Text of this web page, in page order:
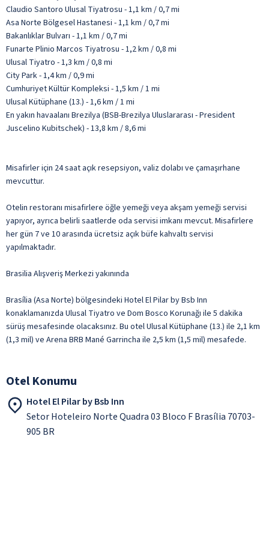
Claudio Santoro Ulusal Tiyatrosu - 1,1 km / 0,7 mi
Asa Norte Bölgesel Hastanesi - 1,1 km / 0,7 mi
Bakanlıklar Bulvarı - 1,1 km / 0,7 mi
Funarte Plinio Marcos Tiyatrosu - 1,2 km / 0,8 mi
Ulusal Tiyatro - 1,3 km / 0,8 mi
City Park - 1,4 km / 0,9 mi
Cumhuriyet Kültür Kompleksi - 1,5 km / 1 mi
Ulusal Kütüphane (13.) - 1,6 km / 1 mi
En yakın havaalanı Brezilya (BSB-Brezilya Uluslararası - President
Juscelino Kubitschek) - 13,8 km / 8,6 mi
Misafirler için 24 saat açık resepsiyon, valiz dolabı ve çamaşırhane
mevcuttur.
Otelin restoranı misafirlere öğle yemeği veya akşam yemeği servisi
yapıyor, ayrıca belirli saatlerde oda servisi imkanı mevcut. Misafirlere
her gün 7 ve 10 arasında ücretsiz açık büfe kahvaltı servisi
yapılmaktadır.
Brasilia Alışveriş Merkezi yakınında
Brasília (Asa Norte) bölgesindeki Hotel El Pilar by Bsb Inn
konaklamanızda Ulusal Tiyatro ve Dom Bosco Korunağı ile 5 dakika
sürüş mesafesinde olacaksınız. Bu otel Ulusal Kütüphane (13.) ile 2,1 km
(1,3 mil) ve Arena BRB Mané Garrincha ile 2,5 km (1,5 mil) mesafede.
Otel Konumu
Hotel El Pilar by Bsb Inn
Setor Hoteleiro Norte Quadra 03 Bloco F Brasília 70703-
905 BR